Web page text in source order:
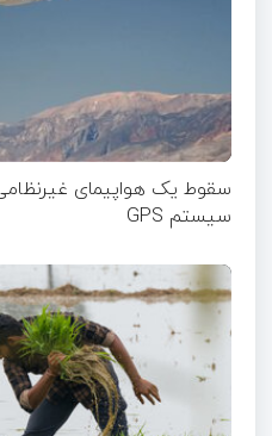
سقوط یک هواپیمای
سیستم‌ GPS